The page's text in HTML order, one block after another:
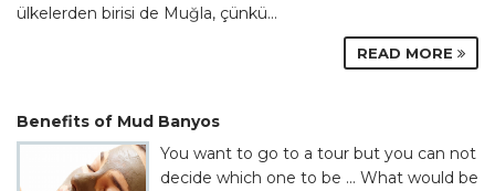
ülkelerden birisi de Muğla, çünkü...
READ MORE
Benefits of Mud Banyos
You want to go to a tour but you can not
decide which one to be ... What would be